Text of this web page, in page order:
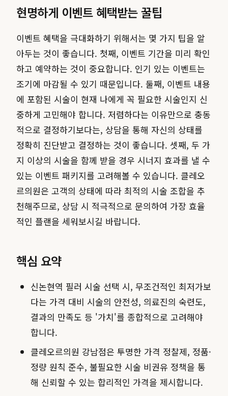
현명하게 이벤트 혜택받는 꿀팁
이벤트 혜택을 극대화하기 위해서는 몇 가지 팁을 알
아두는 것이 좋습니다. 첫째, 이벤트 기간을 미리 확인
하고 예약하는 것이 중요합니다. 인기 있는 이벤트는
조기에 마감될 수 있기 때문입니다. 둘째, 이벤트 내용
에 포함된 시술이 현재 나에게 꼭 필요한 시술인지 신
중하게 고민해야 합니다. 저렴하다는 이유만으로 충동
적으로 결정하기보다는, 상담을 통해 자신의 상태를
정확히 진단받고 결정하는 것이 좋습니다. 셋째, 두 가
지 이상의 시술을 함께 받을 경우 시너지 효과를 낼 수
있는 이벤트 패키지를 고려해볼 수 있습니다. 클레오
르의원은 고객의 상태에 따라 최적의 시술 조합을 추
천해주므로, 상담 시 적극적으로 문의하여 가장 효율
적인 플랜을 세워보시길 바랍니다.
핵심 요약
신논현역 필러 시술 선택 시, 무조건적인 최저가보
다는 가격 대비 시술의 안전성, 의료진의 숙련도,
결과의 만족도 등 '가치'를 종합적으로 고려해야
합니다.
클레오르의원 강남점은 투명한 가격 정찰제, 정품·
정량 원칙 준수, 불필요한 시술 비권유 정책을 통
해 신뢰할 수 있는 합리적인 가격을 제시합니다.